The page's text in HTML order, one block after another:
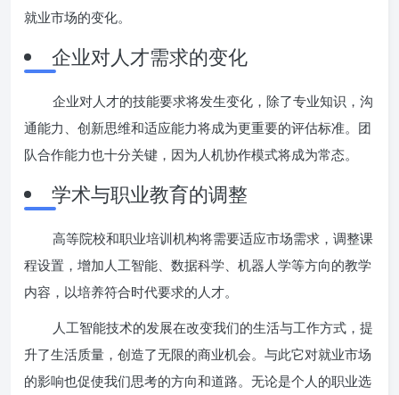
就业市场的变化。
企业对人才需求的变化
企业对人才的技能要求将发生变化，除了专业知识，沟
通能力、创新思维和适应能力将成为更重要的评估标准。团
队合作能力也十分关键，因为人机协作模式将成为常态。
学术与职业教育的调整
高等院校和职业培训机构将需要适应市场需求，调整课
程设置，增加人工智能、数据科学、机器人学等方向的教学
内容，以培养符合时代要求的人才。
人工智能技术的发展在改变我们的生活与工作方式，提
升了生活质量，创造了无限的商业机会。与此它对就业市场
的影响也促使我们思考的方向和道路。无论是个人的职业选